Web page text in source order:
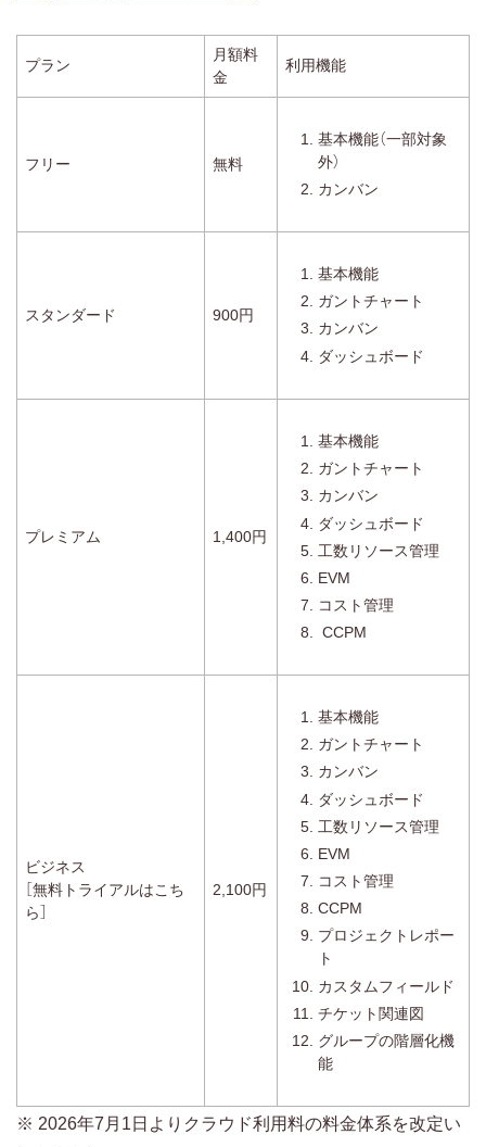
プラン
月額料
金
利用機能
フリー 無料
基本機能（一部対象
外）
カンバン
スタンダード 900円
基本機能
ガントチャート
カンバン
ダッシュボード
プレミアム 1,400円
基本機能
ガントチャート
カンバン
ダッシュボード
工数リソース管理
EVM
コスト管理
CCPM
ビジネス
［無料トライアルはこち
ら］
2,100円
基本機能
ガントチャート
カンバン
ダッシュボード
工数リソース管理
EVM
コスト管理
CCPM
プロジェクトレポー
ト
カスタムフィールド
チケット関連図
グループの階層化機
能
※ 2026年7月1日よりクラウド利用料の料金体系を改定い